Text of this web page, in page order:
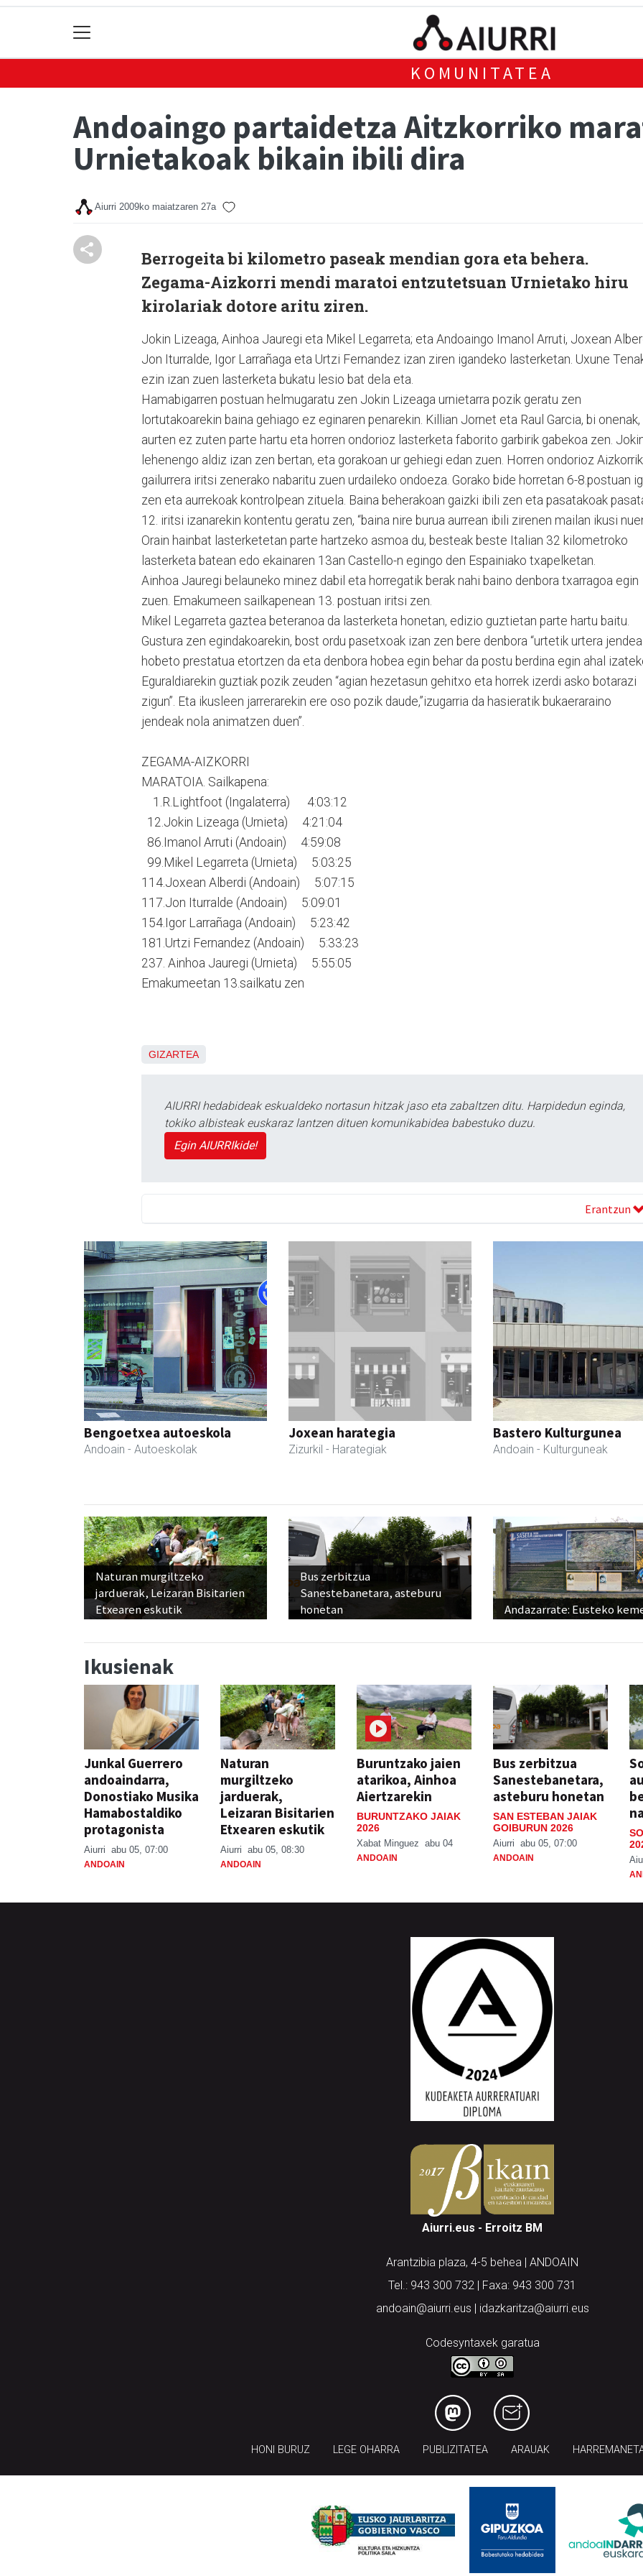
KOMUNITATEA
Andoaingo partaidetza Aitzkorriko
Urnietakoak bikain ibili dira
Aiurri 2009ko maiatzaren 27a
Berrogeita bi kilometro paseak mendian gora eta behera.
Zegama-Aizkorri mendi maratoi entzutetsuan Urnietako hiru
kirolariak dotore aritu ziren.
Jokin Lizeaga, Ainhoa Jauregi eta Mikel Legarreta; eta Andoaingo Imanol Arruti, Joxean
Jon Iturralde, Igor Larrañaga eta Urtzi Fernandez izan ziren igandeko lasterketan. Uxune
ezin izan zuen lasterketa bukatu lesio bat dela eta.
Hamabigarren postuan helmugaratu zen Jokin Lizeaga urnietarra pozik geratu zen
lortutakoarekin baina gehiago ez eginaren penarekin. Killian Jornet eta Raul Garcia, bi onenak,
aurten ez zuten parte hartu eta horren ondorioz lasterketa faborito garbirik gabekoa zen.
lehenengo aldiz izan zen bertan, eta gorakoan ur gehiegi edan zuen. Horren ondorioz
gailurrera iritsi zenerako nabaritu zuen urdaileko ondoeza. Gorako bide horretan 6-8.postuan
zen eta aurrekoak kontrolpean zituela. Baina beherakoan gaizki ibili zen eta pasatakoak
12. iritsi izanarekin kontentu geratu zen, “baina nire burua aurrean ibili zirenen mailan ikusi
Orain hainbat lasterketetan parte hartzeko asmoa du, besteak beste Italian 32 kilometroko
lasterketa batean edo ekainaren 13an Castello-n egingo den Espainiako txapelketan.
Ainhoa Jauregi belauneko minez dabil eta horregatik berak nahi baino denbora txarragoa egin
zuen. Emakumeen sailkapenean 13. postuan iritsi zen.
Mikel Legarreta gaztea beteranoa da lasterketa honetan, edizio guztietan parte hartu baitu.
Gustura zen egindakoarekin, bost ordu pasetxoak izan zen bere denbora “urtetik urtera jendea
hobeto prestatua etortzen da eta denbora hobea egin behar da postu berdina egin ahal
Eguraldiarekin guztiak pozik zeuden “agian hezetasun gehitxo eta horrek izerdi asko botarazi
zigun”. Eta ikusleen jarrerarekin ere oso pozik daude,”izugarria da hasieratik bukaeraraino
jendeak nola animatzen duen”.
ZEGAMA-AIZKORRI
MARATOIA. Sailkapena:
1.R.Lightfoot (Ingalaterra) 4:03:12
12.Jokin Lizeaga (Urnieta) 4:21:04
86.Imanol Arruti (Andoain) 4:59:08
99.Mikel Legarreta (Urnieta) 5:03:25
114.Joxean Alberdi (Andoain) 5:07:15
117.Jon Iturralde (Andoain) 5:09:01
154.Igor Larrañaga (Andoain) 5:23:42
181.Urtzi Fernandez (Andoain) 5:33:23
237. Ainhoa Jauregi (Urnieta) 5:55:05
Emakumeetan 13.sailkatu zen
GIZARTEA
AIURRI hedabideak eskualdeko nortasun hitzak jaso eta zabaltzen ditu. Harpidedun eginda,
tokiko albisteak euskaraz lantzen dituen komunikabidea babestuko duzu.
Egin AIURRIkide!
Erantzun
Bengoetxea autoeskola
Andoain - Autoeskolak
Joxean harategia
Zizurkil - Harategiak
Bastero Kulturgunea
Andoain - Kulturguneak
Naturan murgiltzeko
jarduerak, Leizaran Bisitarien
Etxearen eskutik
Bus zerbitzua
Sanestebanetara, asteburu
honetan
Andazarrate: Eusteko
Ikusienak
Junkal Guerrero
andoaindarra,
Donostiako Musika
Hamabostaldiko
protagonista
Aiurri abu 05, 07:00
ANDOAIN
Naturan
murgiltzeko
jarduerak,
Leizaran Bisitarien
Etxearen eskutik
Aiurri abu 05, 08:30
ANDOAIN
Buruntzako jaien
atarikoa, Ainhoa
Aiertzarekin
BURUNTZAKO JAIAK
2026
Xabat Minguez abu 04
ANDOAIN
Bus zerbitzua
Sanestebanetara,
asteburu honetan
SAN ESTEBAN JAIAK
GOIBURUN 2026
Aiurri abu 05, 07:00
ANDOAIN
Aiurri.eus - Erroitz BM
Arantzibia plaza, 4-5 behea | ANDOAIN
Tel.: 943 300 732 | Faxa: 943 300 731
andoain@aiurri.eus | idazkaritza@aiurri.eus
Codesyntaxek garatua
HONI BURUZ LEGE OHARRA PUBLIZITATEA ARAUAK